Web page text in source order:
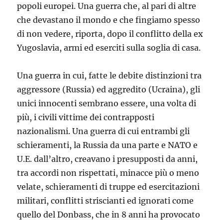
popoli europei. Una guerra che, al pari di altre
che devastano il mondo e che fingiamo spesso
di non vedere, riporta, dopo il conflitto della ex
Yugoslavia, armi ed eserciti sulla soglia di casa.
Una guerra in cui, fatte le debite distinzioni tra
aggressore (Russia) ed aggredito (Ucraina), gli
unici innocenti sembrano essere, una volta di
più, i civili vittime dei contrapposti
nazionalismi. Una guerra di cui entrambi gli
schieramenti, la Russia da una parte e NATO e
U.E. dall’altro, creavano i presupposti da anni,
tra accordi non rispettati, minacce più o meno
velate, schieramenti di truppe ed esercitazioni
militari, conflitti striscianti ed ignorati come
quello del Donbass, che in 8 anni ha provocato